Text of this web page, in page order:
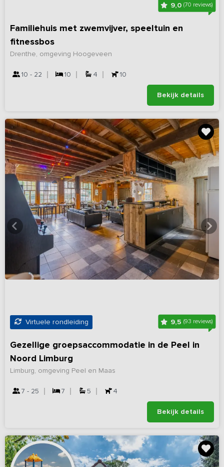
9,0 (70 reviews)
Familiehuis met zwemvijver, speeltuin en
fitnessbos
Drenthe, omgeving Hoogeveen
10 - 22 10 4 10
Bekijk details
Virtuele rondleiding 9,5 (93 reviews)
Gezellige groepsaccommodatie in de Peel in
Noord Limburg
Limburg, omgeving Peel en Maas
7 - 25 7 5 4
Bekijk details